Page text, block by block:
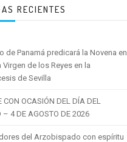
RECIENTES
de Panamá predicará la Novena en
Virgen de los Reyes en la
de Sevilla
OCASIÓN DEL DÍA DEL
– 4 DE AGOSTO DE 2026
del Arzobispado con espíritu